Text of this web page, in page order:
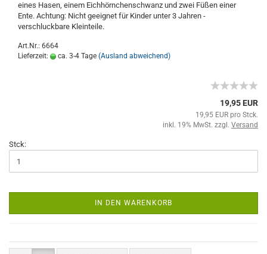
eines Hasen, einem Eichhörnchenschwanz und zwei Füßen einer
Ente. Achtung: Nicht geeignet für Kinder unter 3 Jahren -
verschluckbare Kleinteile.
Art.Nr.: 6664
Lieferzeit:
ca. 3-4 Tage (Ausland abweichend)
19,95 EUR
19,95 EUR pro Stck.
inkl. 19% MwSt. zzgl. Versand
Stck:
IN DEN WARENKORB